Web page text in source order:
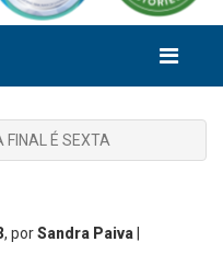
FINAL É SEXTA
, porSandra Paiva